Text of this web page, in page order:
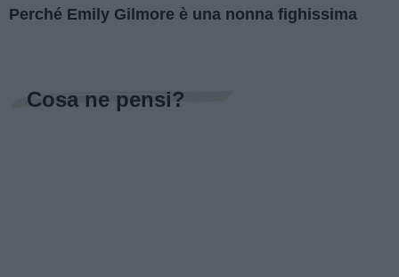
Perché Emily Gilmore è una nonna fighissima
Cosa ne pensi?